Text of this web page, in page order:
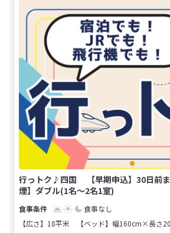
行っトク♪四国 【早期申込】30日前
煙】ダブル(1名～2名1室)
食事なし
【広さ】18平米
【ベッド】幅160cm×長さ